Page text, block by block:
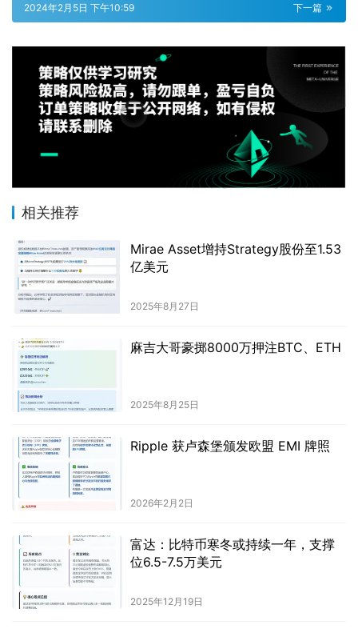
下一篇
2024年2月5日 下午10:59
相关推荐
Mirae Asset增持Strategy股份至1.53
亿美元
2025年8月27日
麻吉大哥豪掷8000万押注BTC、ETH
2025年8月25日
Ripple 获卢森堡颁发欧盟 EMI 牌照
2026年2月2日
富达：比特币寒冬或持续一年，支撑
位6.5-7.5万美元
2025年12月19日